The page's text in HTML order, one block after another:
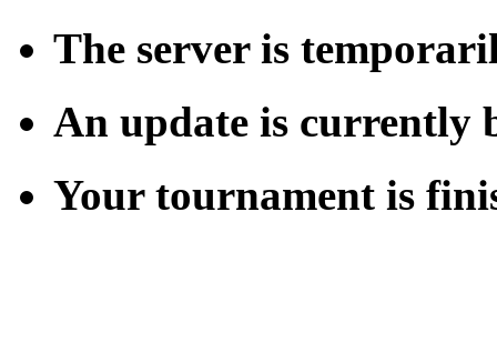
The server is
An update is currently
Your tournament is